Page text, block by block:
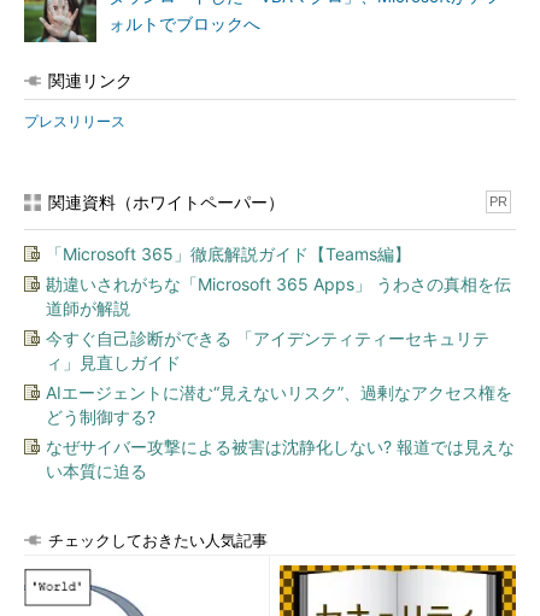
ォルトでブロックへ
関連リンク
プレスリリース
関連資料（ホワイトペーパー） PR
「Microsoft 365」徹底解説ガイド【Teams編】
勘違いされがちな「Microsoft 365 Apps」 うわさの真相を伝
道師が解説
今すぐ自己診断ができる 「アイデンティティーセキュリテ
ィ」見直しガイド
AIエージェントに潜む“見えないリスク”、過剰なアクセス権を
どう制御する?
なぜサイバー攻撃による被害は沈静化しない? 報道では見えな
い本質に迫る
チェックしておきたい人気記事